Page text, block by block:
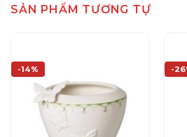
SẢN PHẨM TƯƠNG TỰ
-14% -